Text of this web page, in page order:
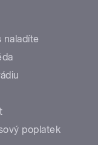
naladíte
poplatek